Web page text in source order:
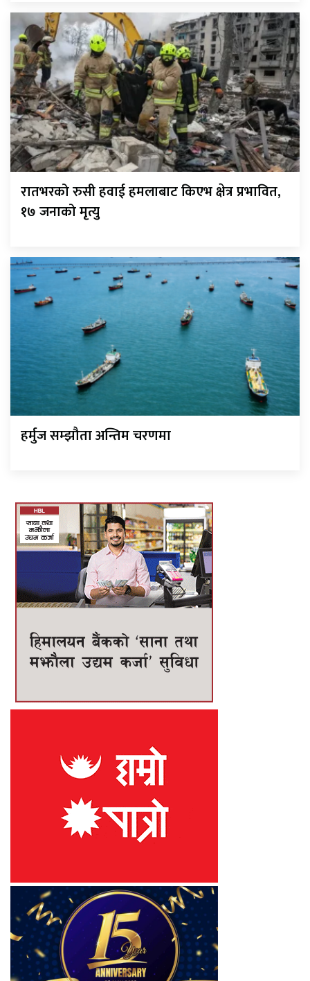
रातभरको रुसी हवाई हमलाबाट किएभ क्षेत्र प्रभावित,
१७ जनाको मृत्यु
हर्मुज सम्झौता अन्तिम चरणमा